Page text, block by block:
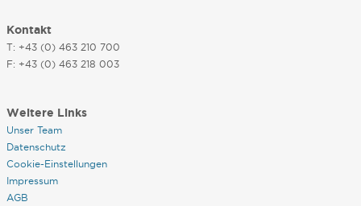
Kontakt
T: +43 (0) 463 210 700
F: +43 (0) 463 218 003
Weitere Links
Unser Team
Datenschutz
Cookie-Einstellungen
Impressum
AGB